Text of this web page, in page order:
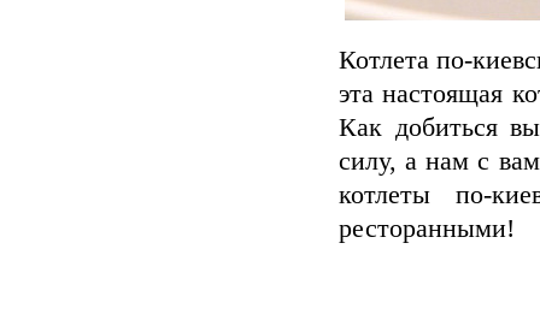
Котлета по-
эта настоящая
Как добиться
силу, а нам с
котлеты по-
ресторанными!